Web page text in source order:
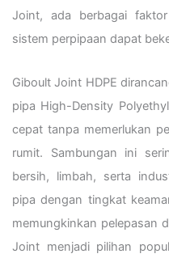
Joint, ada berbagai
sistem perpipaan dapat
Giboult Joint HDPE
pipa High-Density
cepat tanpa memerlukan
rumit. Sambungan ini
bersih, limbah, serta
pipa dengan tingkat
memungkinkan pelepasan
Joint menjadi pilihan